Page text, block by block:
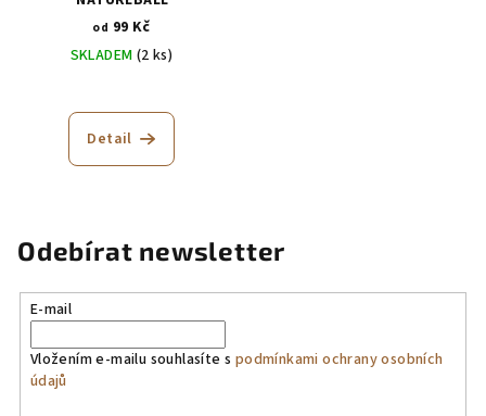
od 99 Kč
SKLADEM (2 ks)
Detail
Odebírat newsletter
E-mail
Vložením e-mailu souhlasíte s podmínkami ochrany osobních
údajů